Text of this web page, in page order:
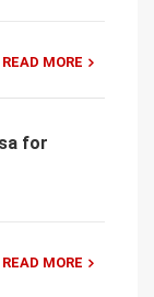
READ MORE
for
READ MORE